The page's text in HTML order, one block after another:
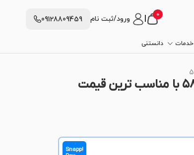
0 ورود/ثبت نام 09128809459
خدمات دانستنی
Snapp!